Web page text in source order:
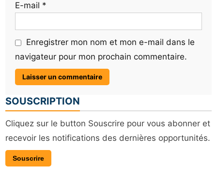
E-mail *
Enregistrer mon nom et mon e-mail dans le
navigateur pour mon prochain commentaire.
SOUSCRIPTION
Cliquez sur le button Souscrire pour vous abonner et
recevoir les notifications des dernières opportunités.
Souscrire